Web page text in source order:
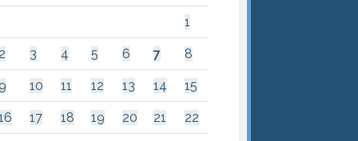
1
2 3 4 5 6 7 8
9 10 11 12 13 14 15
17 18 19 20 21 22